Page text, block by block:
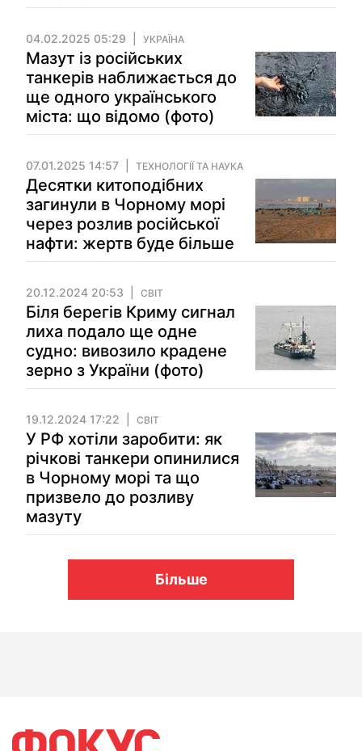
04.02.2025 05:29 УКРАЇНА
Мазут із російських
танкерів наближається до
ще одного українського
міста: що відомо (фото)
07.01.2025 14:57 ТЕХНОЛОГІЇ ТА НАУКА
Десятки китоподібних
загинули в Чорному морі
через розлив російської
нафти: жертв буде більше
20.12.2024 20:53 СВІТ
Біля берегів Криму сигнал
лиха подало ще одне
судно: вивозило крадене
зерно з України (фото)
19.12.2024 17:22 СВІТ
У РФ хотіли заробити: як
річкові танкери опинилися
в Чорному морі та що
призвело до розливу
мазуту
Більше